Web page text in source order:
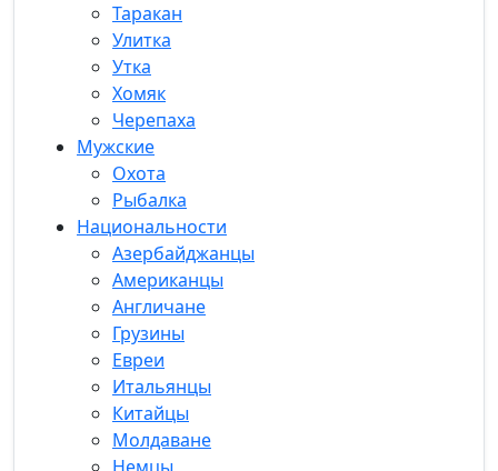
Таракан
Улитка
Утка
Хомяк
Черепаха
Мужские
Охота
Рыбалка
Национальности
Азербайджанцы
Американцы
Англичане
Грузины
Евреи
Итальянцы
Китайцы
Молдаване